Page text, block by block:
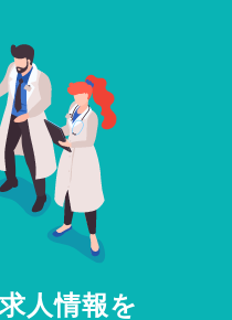
人情報を